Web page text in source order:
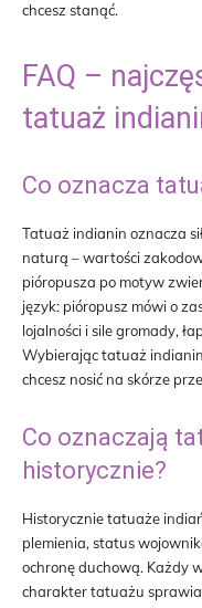
chcesz stanąć.
FAQ –
tatuaż
Co oznacza
Tatuaż indianin oznacza
naturą – wartości
pióropusza po motyw
język: pióropusz mówi o
lojalności i sile gromady,
Wybierając tatuaż
chcesz nosić na skórze
Co oznaczają
historycznie?
Historycznie tatuaże
plemienia, status
ochronę duchową. Każdy
charakter tatuażu